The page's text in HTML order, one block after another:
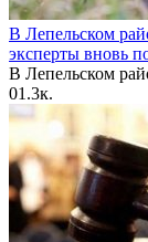
В Лепельском
эксперты вновь
В Лепельском
01.3к.